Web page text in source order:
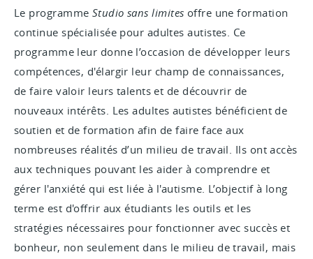
Le programme Studio sans limites offre une formation
continue spécialisée pour adultes autistes. Ce
programme leur donne l’occasion de développer leurs
compétences, d'élargir leur champ de connaissances,
de faire valoir leurs talents et de découvrir de
nouveaux intérêts. Les adultes autistes bénéficient de
soutien et de formation afin de faire face aux
nombreuses réalités d’un milieu de travail. Ils ont accès
aux techniques pouvant les aider à comprendre et
gérer l'anxiété qui est liée à l'autisme. L’objectif à long
terme est d'offrir aux étudiants les outils et les
stratégies nécessaires pour fonctionner avec succès et
bonheur, non seulement dans le milieu de travail, mais